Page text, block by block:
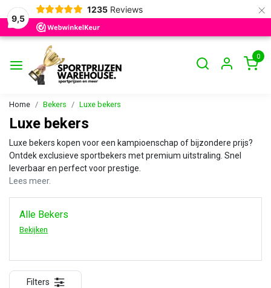
9,5
1235 Reviews ×
0
Home Bekers Luxe bekers
Luxe bekers
Luxe bekers kopen voor een kampioenschap of bijzondere prijs?
Ontdek exclusieve sportbekers met premium uitstraling. Snel
leverbaar en perfect voor prestige.
Lees meer.
Alle Bekers
Bekijken
Filters